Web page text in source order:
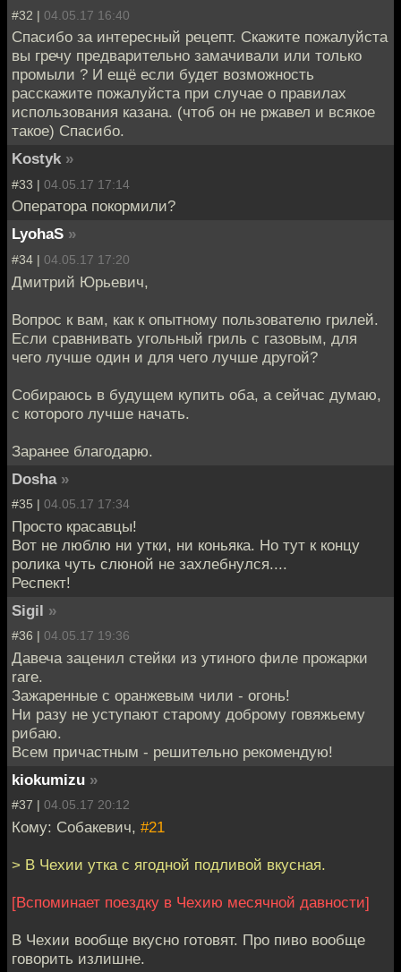
#32 | 04.05.17 16:40
Спасибо за интересный рецепт. Скажите пожалуйста
вы гречу предварительно замачивали или только
промыли ? И ещё если будет возможность
расскажите пожалуйста при случае о правилах
использования казана. (чтоб он не ржавел и всякое
такое) Спасибо.
Kostyk »
#33 | 04.05.17 17:14
Оператора покормили?
LyohaS »
#34 | 04.05.17 17:20
Дмитрий Юрьевич,
Вопрос к вам, как к опытному пользователю грилей.
Если сравнивать угольный гриль с газовым, для
чего лучше один и для чего лучше другой?
Собираюсь в будущем купить оба, а сейчас думаю,
с которого лучше начать.
Заранее благодарю.
Dosha »
#35 | 04.05.17 17:34
Просто красавцы!
Вот не люблю ни утки, ни коньяка. Но тут к концу
ролика чуть слюной не захлебнулся....
Респект!
Sigil »
#36 | 04.05.17 19:36
Давеча заценил стейки из утиного филе прожарки
rare.
Зажаренные с оранжевым чили - огонь!
Ни разу не уступают старому доброму говяжьему
рибаю.
Всем причастным - решительно рекомендую!
kiokumizu »
#37 | 04.05.17 20:12
Кому: Собакевич, #21
> В Чехии утка с ягодной подливой вкусная.
[Вспоминает поездку в Чехию месячной давности]
В Чехии вообще вкусно готовят. Про пиво вообще
говорить излишне.